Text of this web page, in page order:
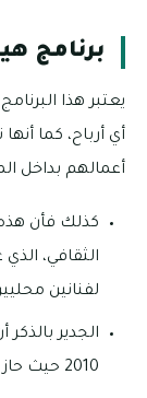
برنامج
يعتبر هذا
أي أرباح، كما
أعمالهم بداخل
كذلك فأن
الثقافي،
لفنانين
الجدير
2010 حيث حاز على جماهرية كبيرة.